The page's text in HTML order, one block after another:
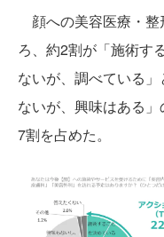
顔への美容医療・整
ろ、約2割が「施術す
ないが、調べている
ないが、興味はある
7割を占めた。